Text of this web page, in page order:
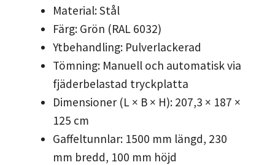
Material: Stål
Färg: Grön (RAL 6032)
Ytbehandling: Pulverlackerad
Tömning: Manuell och automatisk via
fjäderbelastad tryckplatta
Dimensioner (L × B × H): 207,3 × 187 ×
125 cm
Gaffeltunnlar: 1500 mm längd, 230
mm bredd, 100 mm höjd